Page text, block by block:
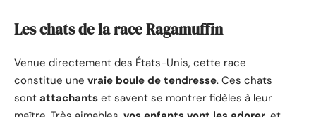
Les chats de la race Ragamuffin
Venue directement des États-Unis, cette race
constitue une vraie boule de tendresse. Ces chats
sont attachants et savent se montrer fidèles à leur